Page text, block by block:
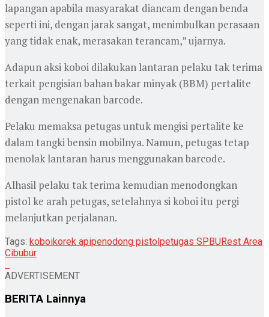
lapangan apabila masyarakat diancam dengan benda
seperti ini, dengan jarak sangat, menimbulkan perasaan
yang tidak enak, merasakan terancam,” ujarnya.
Adapun aksi koboi dilakukan lantaran pelaku tak terima
terkait pengisian bahan bakar minyak (BBM) pertalite
dengan mengenakan barcode.
Pelaku memaksa petugas untuk mengisi pertalite ke
dalam tangki bensin mobilnya. Namun, petugas tetap
menolak lantaran harus menggunakan barcode.
Alhasil pelaku tak terima kemudian menodongkan
pistol ke arah petugas, setelahnya si koboi itu pergi
melanjutkan perjalanan.
Tags: koboikorek apipenodong pistolpetugas SPBURest Area
Cibubur
ADVERTISEMENT
BERITA Lainnya